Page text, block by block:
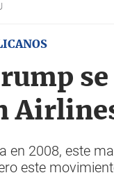
se
en 2008, este
este